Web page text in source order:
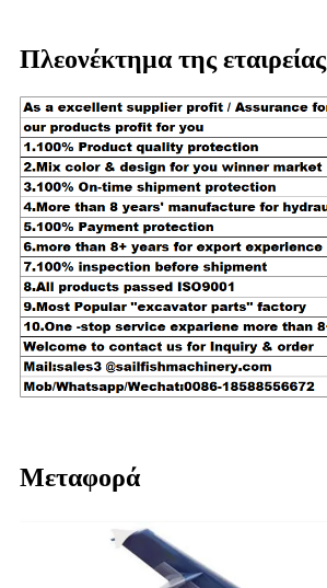
Πλεονέκτημα της εταιρείας
Μεταφορά